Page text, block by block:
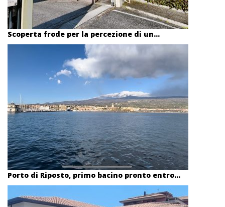
Scoperta frode per la percezione di un...
Porto di Riposto, primo bacino pronto entro...